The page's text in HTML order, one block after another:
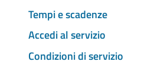
Tempi e scadenze
Accedi al servizio
Condizioni di servizio